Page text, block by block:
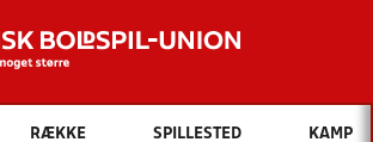
Hvad vil du søge efter?
RÆKKE SPILLESTED KAMP